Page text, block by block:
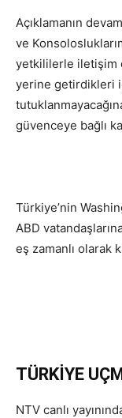
Açıklamanın
ve
yetkililerle iletişim
yerine getirdikleri
güvenceye bağlı
Türkiye’nin
ABD
eş zamanlı olarak
TÜRKİYE
NTV canlı